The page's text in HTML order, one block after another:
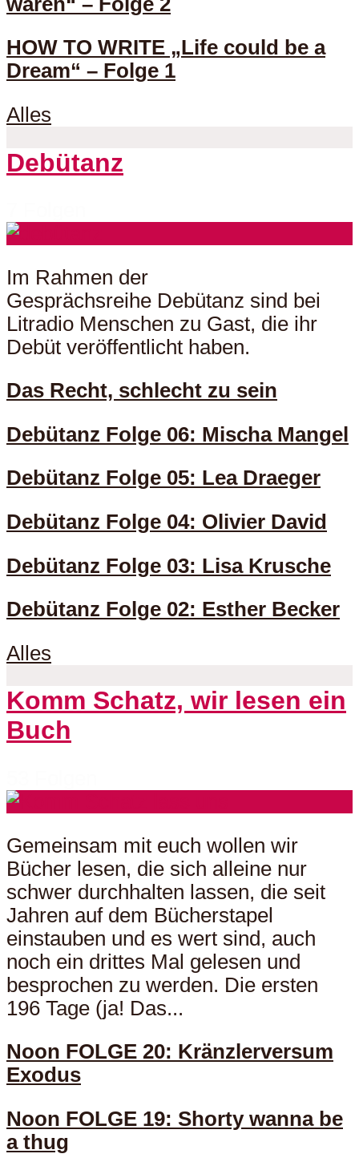
HOW TO WRITE „Life could be a
Dream“ – Folge 1
Alles
Debütanz
Im Rahmen der
Gesprächsreihe Debütanz sind bei
Litradio Menschen zu Gast, die ihr
Debüt veröffentlicht haben.
Das Recht, schlecht zu sein
Debütanz Folge 06: Mischa Mangel
Debütanz Folge 05: Lea Draeger
Debütanz Folge 04: Olivier David
Debütanz Folge 03: Lisa Krusche
Debütanz Folge 02: Esther Becker
Alles
Komm Schatz, wir lesen ein
Buch
Gemeinsam mit euch wollen wir
Bücher lesen, die sich alleine nur
schwer durchhalten lassen, die seit
Jahren auf dem Bücherstapel
einstauben und es wert sind, auch
noch ein drittes Mal gelesen und
besprochen zu werden. Die ersten
196 Tage (ja! Das...
Noon FOLGE 20: Kränzlerversum
Exodus
Noon FOLGE 19: Shorty wanna be
a thug